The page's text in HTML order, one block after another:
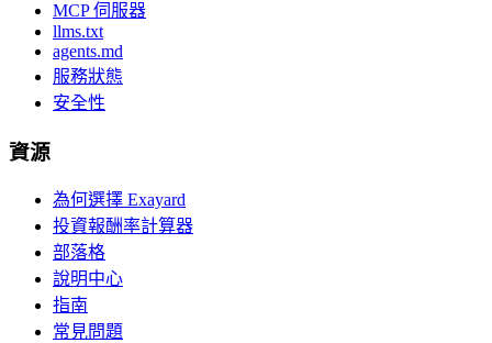
MCP 伺服器
llms.txt
agents.md
服務狀態
安全性
資源
為何選擇 Exayard
投資報酬率計算器
部落格
說明中心
指南
常見問題